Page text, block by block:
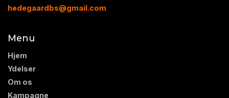
hedegaardbs@gmail.com
Menu
Hjem
Ydelser
Om os
Kampagne